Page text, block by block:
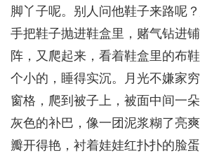
脚丫子呢。别人问他鞋子来路呢
手把鞋子抛进鞋盒里，赌气钻进
阵，又爬起来，看着鞋盒里的布
个小的，睡得实沉。月光不嫌家
窗格，爬到被子上，被面中间一
灰色的补巴，像一团泥浆糊了亮
瓣开得艳，衬着娃娃红扑扑的脸